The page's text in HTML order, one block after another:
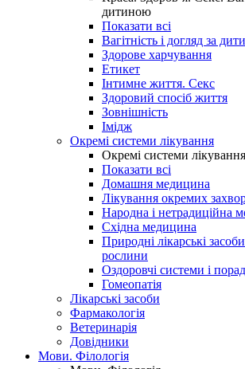
дитиною
Показати всі
Вагітність і догляд за
Здорове харчування
Етикет
Інтимне життя. Секс
Здоровий спосіб життя
Зовнішність
Імідж
Окремі системи лікування
Окремі системи лікування
Показати всі
Домашня медицина
Лікування окремих
Народна і нетрадиційна
Східна медицина
Природні лікарські
рослини
Оздоровчі системи і
Гомеопатія
Лікарські засоби
Фармакологія
Ветеринарія
Довідники
Мови. Філологія